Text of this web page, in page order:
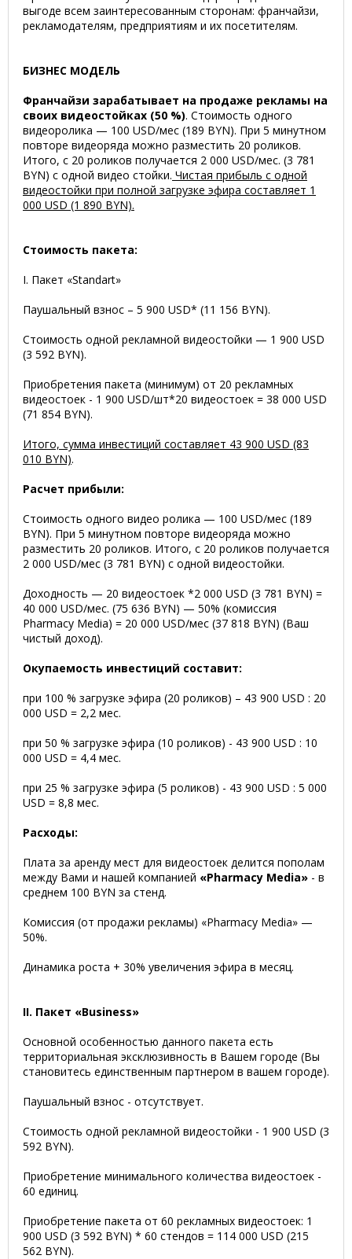
выгоде всем заинтересованным сторонам: франчайзи,
рекламодателям, предприятиям и их посетителям.
БИЗНЕС МОДЕЛЬ
Франчайзи зарабатывает на продаже рекламы на
своих видеостойках (50 %). Стоимость одного
видеоролика — 100 USD/мес (189 BYN). При 5 минутном
повторе видеоряда можно разместить 20 роликов.
Итого, с 20 роликов получается 2 000 USD/мес. (3 781
BYN) с одной видео стойки. Чистая прибыль с одной
видеостойки при полной загрузке эфира составляет 1
000 USD (1 890 BYN).
Стоимость пакета:
I. Пакет «Standart»
Паушальный взнос – 5 900 USD* (11 156 BYN).
Стоимость одной рекламной видеостойки — 1 900 USD
(3 592 BYN).
Приобретения пакета (минимум) от 20 рекламных
видеостоек - 1 900 USD/шт*20 видеостоек = 38 000 USD
(71 854 BYN).
Итого, сумма инвестиций составляет 43 900 USD (83
010 BYN).
Расчет прибыли:
Стоимость одного видео ролика — 100 USD/мес (189
BYN). При 5 минутном повторе видеоряда можно
разместить 20 роликов. Итого, с 20 роликов получается
2 000 USD/мес (3 781 BYN) с одной видеостойки.
Доходность — 20 видеостоек *2 000 USD (3 781 BYN) =
40 000 USD/мес. (75 636 BYN) — 50% (комиссия
Pharmacy Media) = 20 000 USD/мес (37 818 BYN) (Ваш
чистый доход).
Окупаемость инвестиций составит:
при 100 % загрузке эфира (20 роликов) – 43 900 USD : 20
000 USD = 2,2 мес.
при 50 % загрузке эфира (10 роликов) - 43 900 USD : 10
000 USD = 4,4 мес.
при 25 % загрузке эфира (5 роликов) - 43 900 USD : 5 000
USD = 8,8 мес.
Расходы:
Плата за аренду мест для видеостоек делится пополам
между Вами и нашей компанией «Pharmacy Media» - в
среднем 100 BYN за стенд.
Комиссия (от продажи рекламы) «Pharmacy Media» —
50%.
Динамика роста + 30% увеличения эфира в месяц.
II. Пакет «Business»
Основной особенностью данного пакета есть
территориальная эксклюзивность в Вашем городе (Вы
становитесь единственным партнером в вашем городе).
Паушальный взнос - отсутствует.
Стоимость одной рекламной видеостойки - 1 900 USD (3
592 BYN).
Приобретение минимального количества видеостоек -
60 единиц.
Приобретение пакета от 60 рекламных видеостоек: 1
900 USD (3 592 BYN) * 60 стендов = 114 000 USD (215
562 BYN).